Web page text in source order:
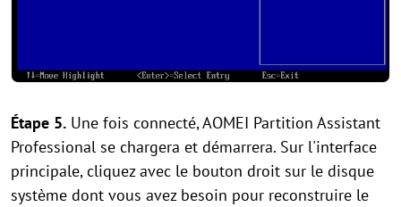
Étape 5. Une fois connecté, AOMEI Partition Assistant
Professional se chargera et démarrera. Sur l'interface
principale, cliquez avec le bouton droit sur le disque
système dont vous avez besoin pour reconstruire le